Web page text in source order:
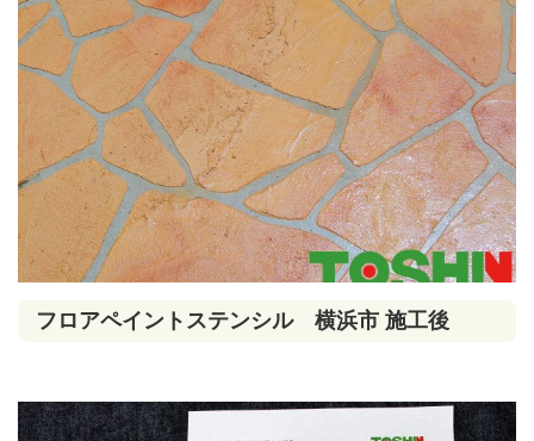
フロアペイントステンシル 横浜市 施工後